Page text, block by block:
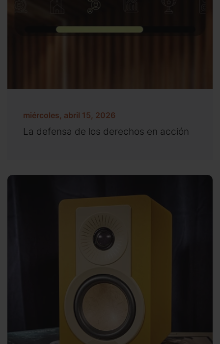
miércoles, abril 15, 2026
La defensa de los derechos en acción